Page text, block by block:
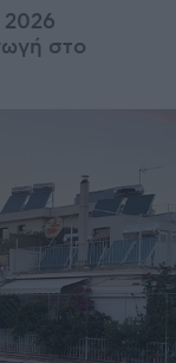
2026
στο